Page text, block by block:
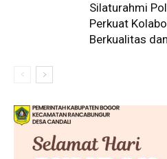
Silaturahmi
Perkuat
Berkualitas